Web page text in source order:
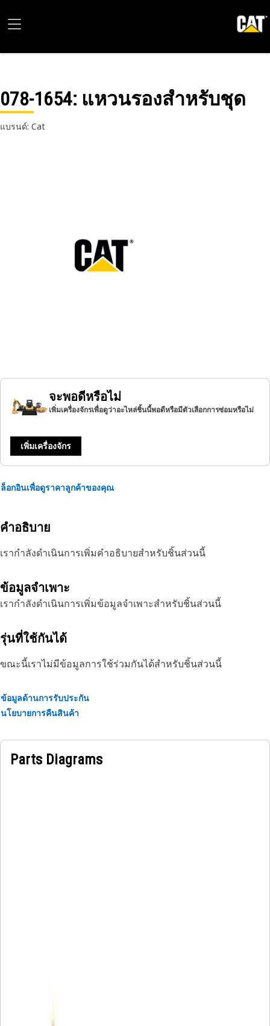
078-1654: แหวนรองสำหรับชุด
แบรนด์: Cat
จะพอดีหรือไม่
เพิ่มเครื่องจักรเพื่อดูว่าอะไหล่ชิ้นนี้พอดีหรือมีตัวเลือกการซ่อมหรือไม่
เพิ่มเครื่องจักร
ล็อกอินเพื่อดูราคาลูกค้าของคุณ
คำอธิบาย
เรากำลังดำเนินการเพิ่มคำอธิบายสำหรับชิ้นส่วนนี้
ข้อมูลจำเพาะ
เรากำลังดำเนินการเพิ่มข้อมูลจำเพาะสำหรับชิ้นส่วนนี้
รุ่นที่ใช้กันได้
ขณะนี้เราไม่มีข้อมูลการใช้ร่วมกันได้สำหรับชิ้นส่วนนี้
ข้อมูลด้านการรับประกัน
นโยบายการคืนสินค้า
Parts Diagrams